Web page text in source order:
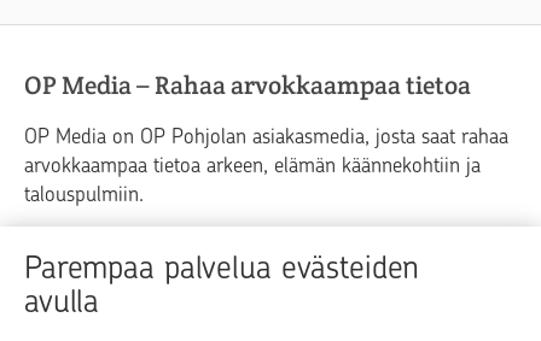
Parempaa palvelua evästeiden
avulla
OP Media – Rahaa arvokkaampaa tietoa
OP Media on OP Pohjolan asiakasmedia, josta saat rahaa
arvokkaampaa tietoa arkeen, elämän käännekohtiin ja
talouspulmiin.
Raha Elämä
Yrityselämä
Blogit ja puheenvuorot